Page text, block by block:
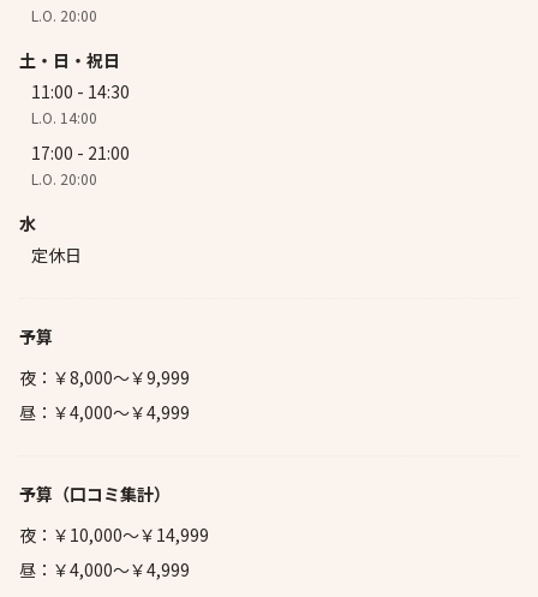
L.O. 20:00
土・日・祝日
11:00 - 14:30
L.O. 14:00
17:00 - 21:00
L.O. 20:00
水
定休日
予算
夜：￥8,000～￥9,999
昼：￥4,000～￥4,999
予算 （口コミ集計）
夜：￥10,000～￥14,999
昼：￥4,000～￥4,999